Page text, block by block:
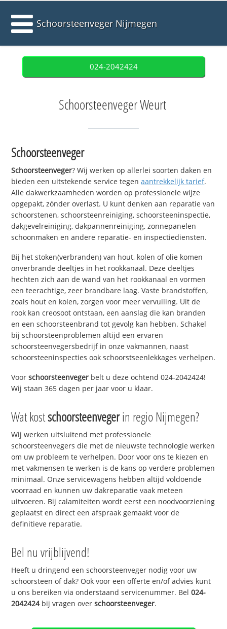
Schoorsteenveger Nijmegen
024-2042424
Schoorsteenveger Weurt
Schoorsteenveger
Schoorsteenveger? Wij werken op allerlei soorten daken en
bieden een uitstekende service tegenaantrekkelijk tarief.
Alle dakwerkzaamheden worden op professionele wijze
opgepakt, zónder overlast. U kunt denken aan reparatie van
schoorstenen, schoorsteenreiniging, schoorsteeninspectie,
dakgevelreiniging, dakpannenreiniging, zonnepanelen
schoonmaken en andere reparatie- en inspectiediensten.
Bij het stoken(verbranden) van hout, kolen of olie komen
onverbrande deeltjes in het rookkanaal. Deze deeltjes
hechten zich aan de wand van het rookkanaal en vormen
een teerachtige, zeer brandbare laag. Vaste brandstoffen,
zoals hout en kolen, zorgen voor meer vervuiling. Uit de
rook kan creosoot ontstaan, een aanslag die kan branden
en een schoorsteenbrand tot gevolg kan hebben. Schakel
bij schoorsteenproblemen altijd een ervaren
schoorsteenvegersbedrijf in onze vakmannen, naast
schoorsteeninspecties ook schoorstseenlekkages verhelpen.
Voorschoorsteenveger belt u deze ochtend 024-2042424!
Wij staan 365 dagen per jaar voor u klaar.
Wat kostschoorsteenvegerin regio Nijmegen?
Wij werken uitsluitend met professionele
schoorsteenvegers die met de nieuwste technologie werken
om uw probleem te verhelpen. Door voor ons te kiezen en
met vakmensen te werken is de kans op verdere problemen
minimaal. Onze servicewagens hebben altijd voldoende
voorraad en kunnen uw dakreparatie vaak meteen
uitvoeren. Bij calamiteiten wordt eerst een noodvoorziening
geplaatst en direct een afspraak gemaakt voor de
definitieve reparatie.
Bel nu vrijblijvend!
Heeft u dringend een schoorsteenveger nodig voor uw
schoorsteen of dak? Ook voor een offerte en/of advies kunt
u ons bereiken via onderstaand servicenummer. Bel024-
2042424bij vragen overschoorsteenveger.